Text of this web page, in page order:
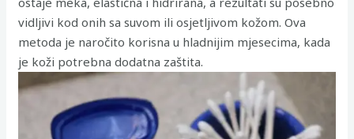
vidljivi kod onih sa suvom ili osjetljivom kožom. Ova
metoda je naročito korisna u hladnijim mjesecima, kada
je koži potrebna dodatna zaštita.